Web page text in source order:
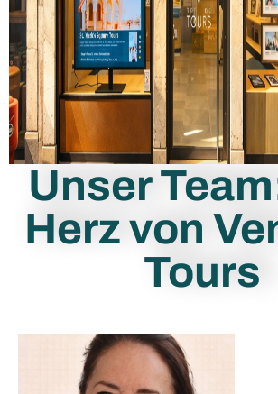
Unser
Herz von
Tours